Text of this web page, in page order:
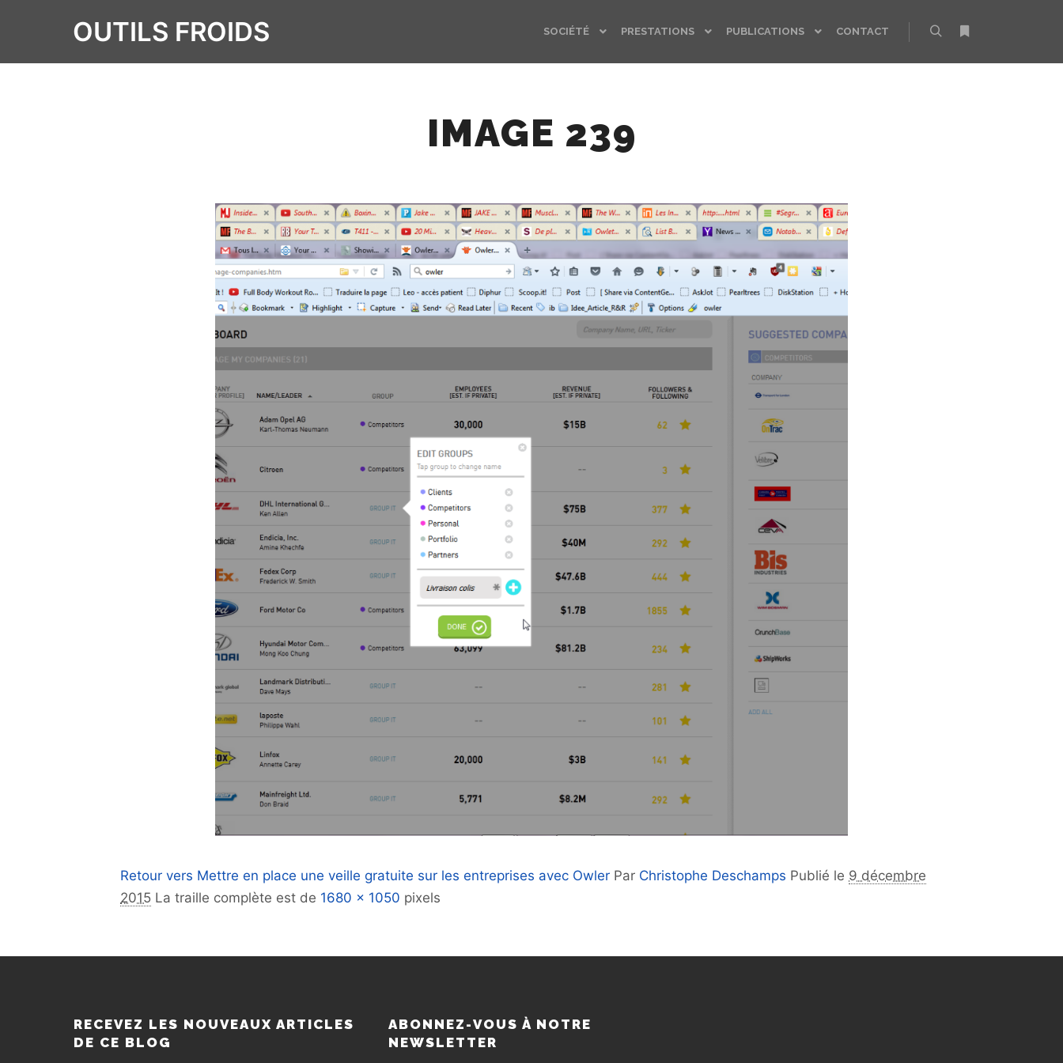
OUTILS FROIDS SOCIÉTÉ PRESTATIONS PUBLICATIONS
CONTACT
IMAGE 239
Retour vers Mettre en place une veille gratuite sur les entreprises avec Owler Par Christophe Deschamps Publié le 9 décembre
2015 La traille complète est de 1680 × 1050 pixels
RECEVEZ LES NOUVEAUX ARTICLES
DE CE BLOG
ABONNEZ-VOUS À NOTRE
NEWSLETTER